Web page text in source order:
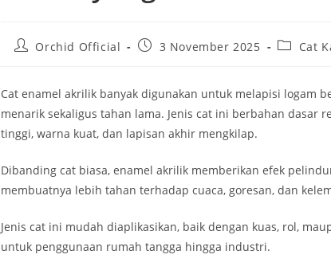
PostOrchid Official
Post3 November 2025
PostCat
Cat enamel akrilik banyak digunakan untuk melapisi logam
menarik sekaligus tahan lama. Jenis cat ini berbahan dasar
tinggi, warna kuat, dan lapisan akhir mengkilap.
Dibanding cat biasa, enamel akrilik memberikan efek
membuatnya lebih tahan terhadap cuaca, goresan, dan
Jenis cat ini mudah diaplikasikan, baik dengan kuas, rol,
untuk penggunaan rumah tangga hingga industri.